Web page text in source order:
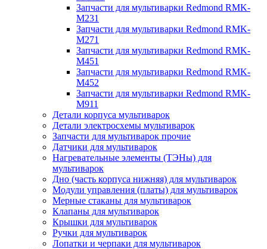
Запчасти для мультиварки Redmond RMK-
M231
Запчасти для мультиварки Redmond RMK-
M271
Запчасти для мультиварки Redmond RMK-
M451
Запчасти для мультиварки Redmond RMK-
M452
Запчасти для мультиварки Redmond RMK-
M911
Детали корпуса мультиварок
Детали электросхемы мультиварок
Запчасти для мультиварок прочие
Датчики для мультиварок
Нагревательные элементы (ТЭНы) для
мультиварок
Дно (часть корпуса нижняя) для мультиварок
Модули управления (платы) для мультиварок
Мерные стаканы для мультиварок
Клапаны для мультиварок
Крышки для мультиварок
Ручки для мультиварок
Лопатки и черпаки для мультиварок